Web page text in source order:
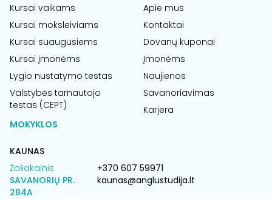
Kursai vaikams
Kursai moksleiviams
Kursai suaugusiems
Kursai įmonėms
Lygio nustatymo testas
Valstybės tarnautojo
testas (CEPT)
Apie mus
Kontaktai
Dovanų kuponai
Įmonėms
Naujienos
Savanoriavimas
Karjera
MOKYKLOS
KAUNAS
Žaliakalnis
SAVANORIŲ PR.
284A
+370 607 59971
kaunas@anglustudija.lt